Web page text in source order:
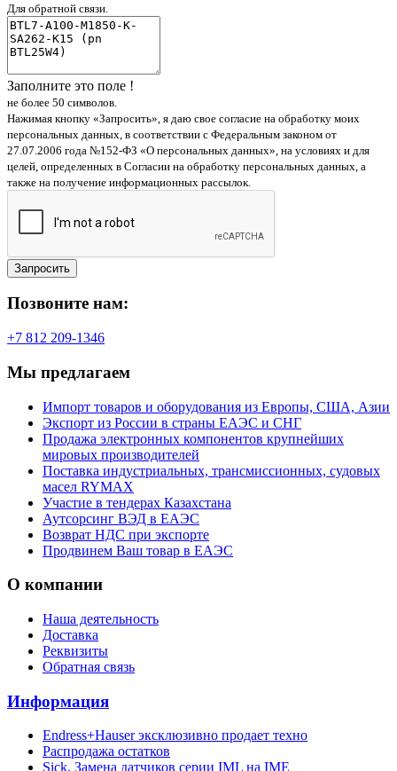
Для обратной связи.
Заполните это поле !
не более 50 символов.
Нажимая кнопку «Запросить», я даю свое согласие на обработку моих
персональных данных, в соответствии с Федеральным законом от
27.07.2006 года №152-ФЗ «О персональных данных», на условиях и для
целей, определенных в Согласии на обработку персональных данных, а
также на получение информационных рассылок.
Запросить
Позвоните нам:
+7 812 209-1346
Мы предлагаем
Импорт товаров и оборудования из Европы, США, Азии
Экспорт из России в страны ЕАЭС и СНГ
Продажа электронных компонентов крупнейших
мировых производителей
Поставка индустриальных, трансмиссионных, судовых
масел RYMAX
Участие в тендерах Казахстана
Аутсорсинг ВЭД в ЕАЭС
Возврат НДС при экспорте
Продвинем Ваш товар в ЕАЭС
О компании
Наша деятельность
Доставка
Реквизиты
Обратная связь
Информация
Endress+Hauser эксклюзивно продает техно
Распродажа остатков
Sick. Замена датчиков серии IML на IME